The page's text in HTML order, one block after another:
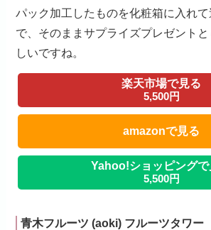
パック加工したものを化粧箱に入れ
で、そのままサプライズプレゼント
しいですね。
楽天市場で見る
5,500円
amazonで見る
Yahoo!ショッピングで
5,500円
青木フルーツ (aoki) フルーツタワー